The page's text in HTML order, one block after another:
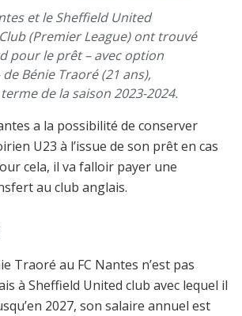
et le Sheffield United
(Premier League) ont trouvé
pour le prêt – avec option
de Bénie Traoré (21 ans),
de la saison 2023-2024.
a la possibilité de conserver
U23 à l’issue de son prêt en cas
cela, il va falloir payer une
au club anglais.
Traoré au FC Nantes n’est pas
à Sheffield United club avec lequel il
2027, son salaire annuel est